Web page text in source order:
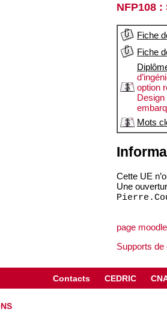
NFP108
Fiche
Fiche
option
Mots
Cette UE
Une
page
Supports de
Contacts CEDRIC